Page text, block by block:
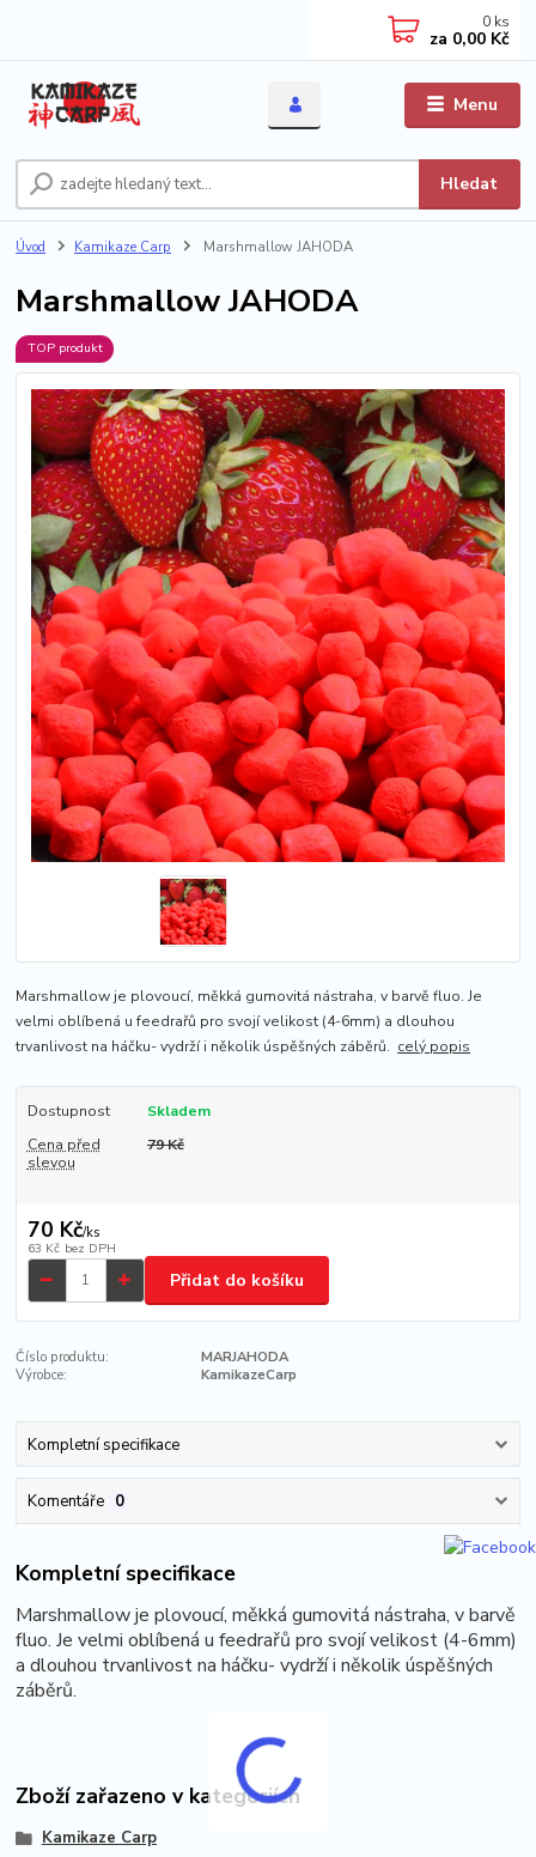
Menu
Hledat
0 ks
za 0,00 Kč
Úvod Kamikaze Carp Marshmallow JAHODA
Marshmallow JAHODA
TOP produkt
Marshmallow je plovoucí, měkká gumovitá nástraha, v barvě fluo. Je
velmi oblíbená u feedrařů pro svojí velikost (4-6mm) a dlouhou
trvanlivost na háčku- vydrží i několik úspěšných záběrů. celý popis
Dostupnost
Skladem
Cena před
slevou
79 Kč
70 Kč/ks
63 Kč bez DPH
Přidat do košíku
Číslo produktu:
MARJAHODA
Výrobce:
KamikazeCarp
Kompletní specifikace
Komentáře 0
Kompletní specifikace
Marshmallow je plovoucí, měkká gumovitá nástraha, v barvě
fluo. Je velmi oblíbená u feedrařů pro svojí velikost (4-6mm)
a dlouhou trvanlivost na háčku- vydrží i několik úspěšných
záběrů.
Zboží zařazeno v kategoriích
Kamikaze Carp